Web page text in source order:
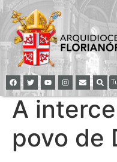
A
povo de